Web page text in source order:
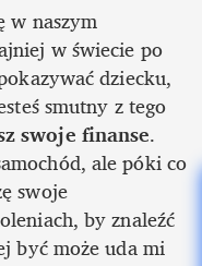
w naszym
w świecie po
dziecku,
smutny z tego
swoje finanse.
ale póki co
swoje
by znaleźć
być może uda mi